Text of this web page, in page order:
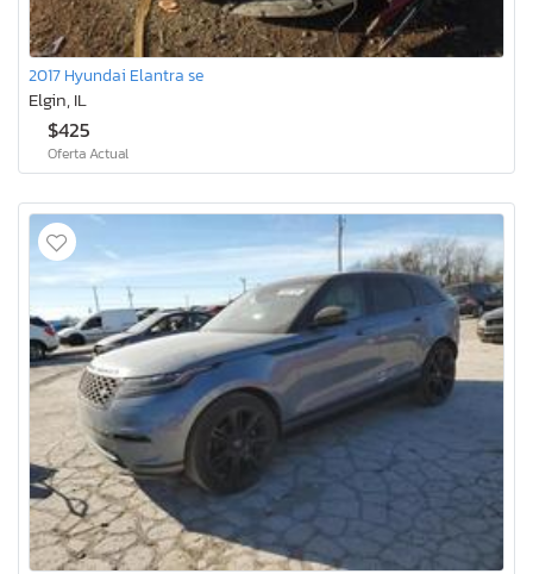
2017 Hyundai Elantra se
Elgin, IL
$425
Oferta Actual